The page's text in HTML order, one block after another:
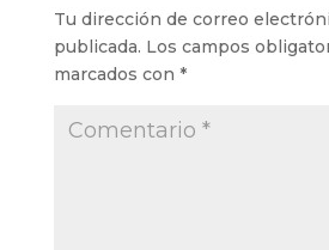
Tu dirección de correo
publicada. Los campos
marcados con *